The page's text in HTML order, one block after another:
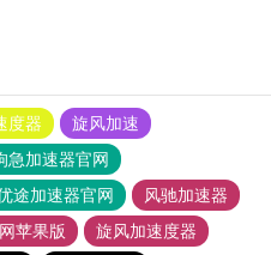
度器
旋风加速
急加速器官网
途加速器官网
风驰加速器
苹果版
旋风加速度器